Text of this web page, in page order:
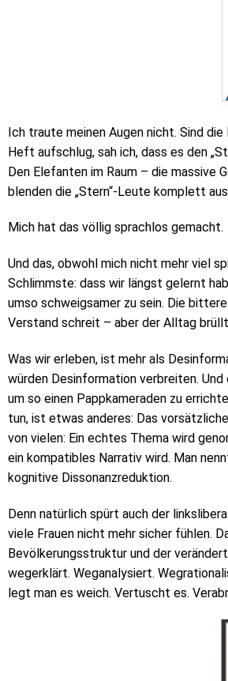
Ich traute meinen Augen nicht. Sind
Heft aufschlug, sah ich, dass es den
Den Elefanten im Raum – die massive
blenden die „Stern“-Leute komplett
Mich hat das völlig sprachlos gemacht.
Und das, obwohl mich nicht mehr viel
Schlimmste: dass wir längst gelernt
umso schweigsamer zu sein. Die
Verstand schreit – aber der Alltag
Was wir erleben, ist mehr als
würden Desinformation verbreiten. Und
um so einen Pappkameraden zu
tun, ist etwas anderes: Das
von vielen: Ein echtes Thema wird
ein kompatibles Narrativ wird. Man
kognitive Dissonanzreduktion.
Denn natürlich spürt auch der
viele Frauen nicht mehr sicher fühlen.
Bevölkerungsstruktur und der
wegerklärt. Weganalysiert.
legt man es weich. Vertuscht es.